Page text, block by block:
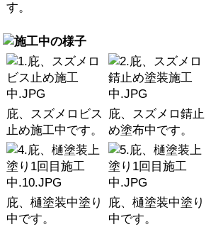
す。
庇、スズメロビス
止め施工中です。
庇、スズメロ錆止
め塗布中です。
庇、樋塗装中塗り
中です。
庇、樋塗装中塗り
中です。